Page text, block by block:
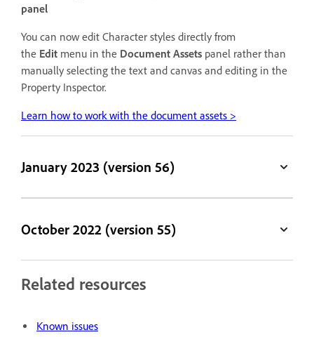
panel
You can now edit Character styles directly from
the Edit menu in the Document Assets panel rather than
manually selecting the text and canvas and editing in the
Property Inspector.
Learn how to work with the document assets >
January 2023 (version 56)
October 2022 (version 55)
Related resources
Known issues